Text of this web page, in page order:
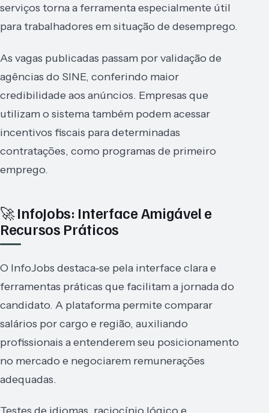
serviços torna a ferramenta especialmente útil
para trabalhadores em situação de desemprego.
As vagas publicadas passam por validação de
agências do SINE, conferindo maior
credibilidade aos anúncios. Empresas que
utilizam o sistema também podem acessar
incentivos fiscais para determinadas
contratações, como programas de primeiro
emprego.
🚀 InfoJobs: Interface Amigável e
Recursos Práticos
O InfoJobs destaca-se pela interface clara e
ferramentas práticas que facilitam a jornada do
candidato. A plataforma permite comparar
salários por cargo e região, auxiliando
profissionais a entenderem seu posicionamento
no mercado e negociarem remunerações
adequadas.
Testes de idiomas, raciocínio lógico e